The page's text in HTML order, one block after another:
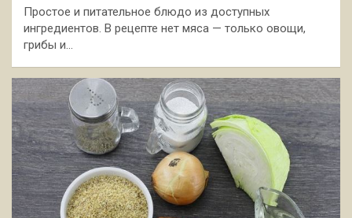
Простое и питательное блюдо из доступных
ингредиентов. В рецепте нет мяса — только овощи,
грибы и…